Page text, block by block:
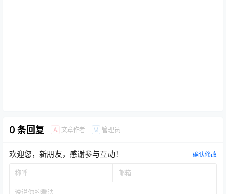
0 条回复 A 文章作者 M 管理员
欢迎您，新朋友，感谢参与互动！ 确认修改